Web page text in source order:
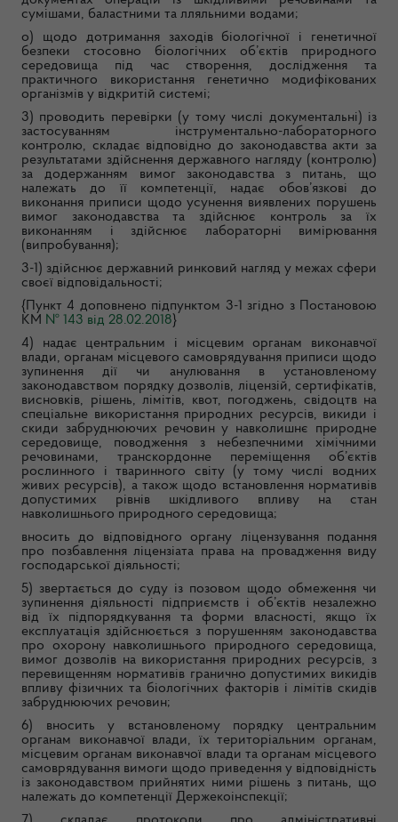
сумішами, баластними та лляльними водами;
о) щодо дотримання заходів біологічної і генетичної
безпеки стосовно біологічних об’єктів природного
середовища під час створення, дослідження та
практичного використання генетично модифікованих
організмів у відкритій системі;
3) проводить перевірки (у тому числі документальні) із
застосуванням інструментально-лабораторного
контролю, складає відповідно до законодавства акти за
результатами здійснення державного нагляду (контролю)
за додержанням вимог законодавства з питань, що
належать до її компетенції, надає обов’язкові до
виконання приписи щодо усунення виявлених порушень
вимог законодавства та здійснює контроль за їх
виконанням і здійснює лабораторні вимірювання
(випробування);
3-1) здійснює державний ринковий нагляд у межах сфери
своєї відповідальності;
{Пункт 4 доповнено підпунктом 3-1 згідно з Постановою
КМ № 143 від 28.02.2018}
4) надає центральним і місцевим органам виконавчої
влади, органам місцевого самоврядування приписи щодо
зупинення дії чи анулювання в установленому
законодавством порядку дозволів, ліцензій, сертифікатів,
висновків, рішень, лімітів, квот, погоджень, свідоцтв на
спеціальне використання природних ресурсів, викиди і
скиди забруднюючих речовин у навколишнє природне
середовище, поводження з небезпечними хімічними
речовинами, транскордонне переміщення об’єктів
рослинного і тваринного світу (у тому числі водних
живих ресурсів), а також щодо встановлення нормативів
допустимих рівнів шкідливого впливу на стан
навколишнього природного середовища;
вносить до відповідного органу ліцензування подання
про позбавлення ліцензіата права на провадження виду
господарської діяльності;
5) звертається до суду із позовом щодо обмеження чи
зупинення діяльності підприємств і об’єктів незалежно
від їх підпорядкування та форми власності, якщо їх
експлуатація здійснюється з порушенням законодавства
про охорону навколишнього природного середовища,
вимог дозволів на використання природних ресурсів, з
перевищенням нормативів гранично допустимих викидів
впливу фізичних та біологічних факторів і лімітів скидів
забруднюючих речовин;
6) вносить у встановленому порядку центральним
органам виконавчої влади, їх територіальним органам,
місцевим органам виконавчої влади та органам місцевого
самоврядування вимоги щодо приведення у відповідність
із законодавством прийнятих ними рішень з питань, що
належать до компетенції Держекоінспекції;